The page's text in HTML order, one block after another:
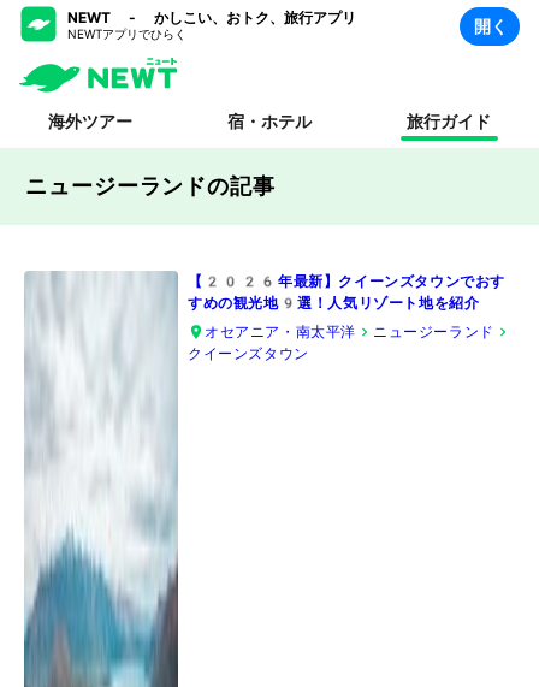
NEWT - かしこい、おトク、旅行アプリ
NEWTアプリでひらく 開く
海外ツアー 宿・ホテル 旅行ガイド
ニュージーランドの記事
【2026年最新】クイーンズタウンでおす
すめの観光地9選！人気リゾート地を紹介
オセアニア・南太平洋
ニュージーランド
クイーンズタウン